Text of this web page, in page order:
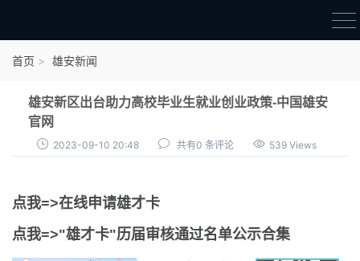
审核通过公示
首页 雄安新闻
雄安新区出台助力高校毕业生就业创业政策-中国雄安
官网
2023-09-10 20:48 共有0 条评论 539 Views
点我=>在线申请雄才卡
点我=>"雄才卡"历届审核通过名单公示合集